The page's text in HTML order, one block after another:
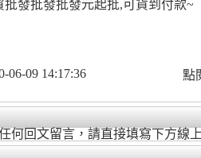
批發批發批發元起批,可貨到付款~
06-09 14:17:36 點
何回文留言，請直接填寫下方線